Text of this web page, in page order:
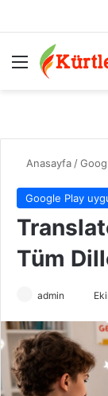
Menü
Anasayfa /
Google Play
Tüm
admin
e
-